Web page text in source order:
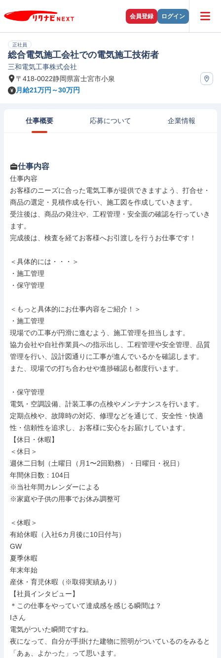
会員登録 ログイン
正社員
総合電気施工会社での電気施工技術者
三和電気工事株式会社
〒418-0022静岡県富士宮市小泉
月給21万円～30万円
仕事概要 応募について 企業情報
仕事内容
仕事内容
お客様のニーズに合った電気工事が提供できますよう、打合せ・
商品の選定・見積作成を行い、施工図を作成していきます。
受注後は、商品の発注や、工程管理・安全面の確認を行っていき
ます。
完成後は、検査を経てお客様へお引渡しを行うお仕事です！
＜具体的には・・・＞
・施工管理
・保守管理
＜もっと具体的にお仕事内容をご紹介！＞
・施工管理
現場での工事が円滑に進むよう、施工管理を担当します。
協力会社や自社作業員への指示出し、工程管理や安全管理、品質
管理を行い、設計図通りに工事が進んでいるかを確認します。
また、現場での打ち合わせや進捗確認も都度行います。
・保守管理
電気・空調設備、計装工事の点検やメンテナンスを行います。
定期点検や、故障時の対応、修理などを通じて、安全性・快適
性・信頼性を追求し、お客様に安心をお届けしています。
【休日・休暇】
＜休日＞
週休二日制（土曜日（月1〜2回勤務）・日曜日・祝日）
年間休日数：104日
※当社年間カレンダーによる
※家庭や子供の用事でお休み調整可
＜休暇＞
有給休暇（入社6カ月後に10日付与）
GW
夏季休暇
年末年始
産休・育児休暇（※取得実績あり）
【社員インタビュー】
＊この仕事をやっていて達成感を感じる瞬間は？
Iさん
電気がついた瞬間ですね。
夜になって、自分が手掛けた建物に照明がついているのをみると
「あぁ、よかった」って思います。